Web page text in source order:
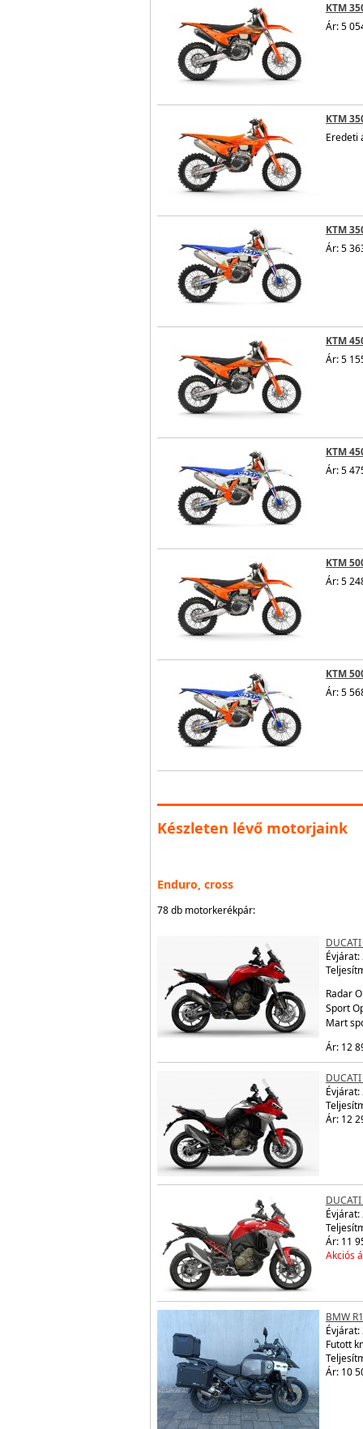
KTM
Ár: 5
KTM
Eredeti
KTM
Ár: 5
KTM
Ár: 5
KTM
Ár: 5
KTM
Ár: 5
KTM
Ár: 5
Készleten lévő motorjaink
Enduro, cross
78 db motorkerékpár:
Évjárat:
Radar
Sport
Mart
Ár: 12
Évjárat:
Ár: 12
Évjárat:
Ár: 11
Akciós
BMW
Évjárat:
Futott
Ár: 10